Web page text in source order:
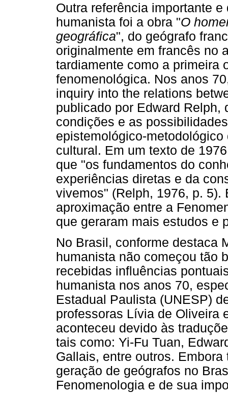
Outra referência importante
humanista foi a obra "O
geográfica", do geógrafo
originalmente em francês no
tardiamente como a primeira
fenomenológica. Nos anos
inquiry into the relations
publicado por Edward Relph,
condições e as
epistemológico-
cultural. Em um texto de
que "os fundamentos do
experiências diretas e da
vivemos" (Relph, 1976, p.
aproximação entre a
que geraram mais estudos e
No Brasil, conforme destaca
humanista não começou tão
recebidas influências
humanista nos anos 70,
Estadual Paulista (UNESP)
professoras Lívia de Oliveira
aconteceu devido às
tais como: Yi-Fu Tuan,
Gallais, entre outros.
geração de geógrafos no
Fenomenologia e de sua